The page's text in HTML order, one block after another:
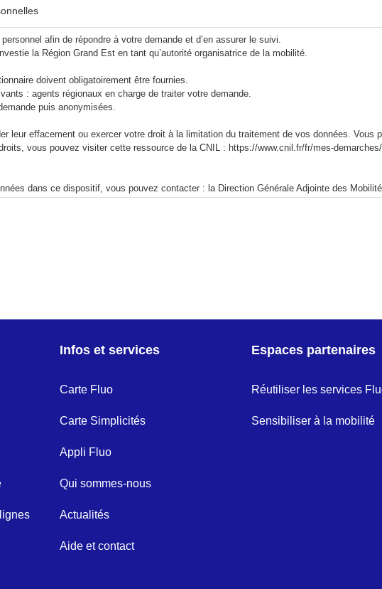
afin de répondre à votre demande et d’en assurer le suivi.
la Région Grand Est en tant qu’autorité organisatrice de la mobilité.
doivent obligatoirement être fournies.
: agents régionaux en charge de traiter votre demande.
puis anonymisées.
leur effacement ou exercer votre droit à la limitation du traitement de vos données. Vous
vous pouvez visiter cette ressource de la CNIL : https://www.cnil.fr/fr/mes-
dans ce dispositif, vous pouvez contacter : la Direction Générale Adjointe des
Infos et services
Carte Fluo
Carte Simplicités
Appli Fluo
Qui sommes-nous
Actualités
Aide et contact
Espaces partenaires
Réutiliser les services
Sensibiliser à la mobilité